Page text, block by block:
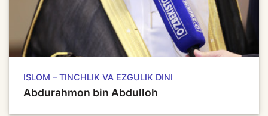
ISLOM – TINCHLIK VA EZGULIK DINI
Abdurahmon bin Abdulloh